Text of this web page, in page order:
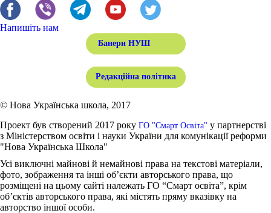
Напишіть нам
Банери НУШ
Редакційна політика
© Нова Українська школа, 2017
Проект був створений 2017 року ГО "Смарт Освіта" у партнерстві
з Міністерством освіти і науки України для комунікації реформи
"Нова Українська Школа"
Усі виключні майнові й немайнові права на текстові матеріали,
фото, зображення та інші об’єкти авторського права, що
розміщені на цьому сайті належать ГО “Смарт освіта”, крім
об’єктів авторського права, які містять пряму вказівку на
авторство іншої особи.